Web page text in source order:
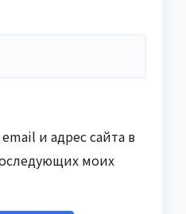
и адрес сайта в
моих